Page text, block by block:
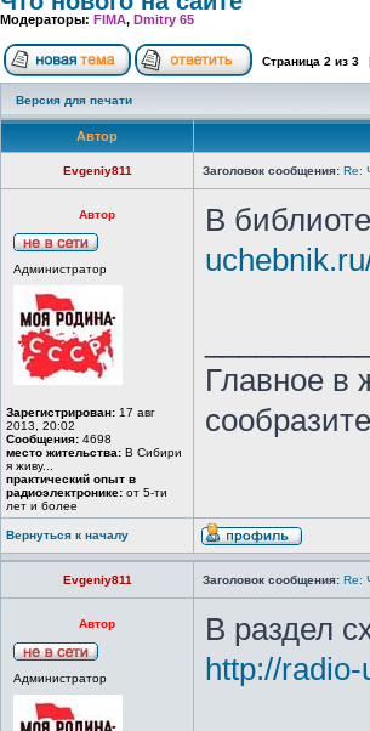
Модераторы: FIMA, Dmitry 65
Страница 2 из 3
Версия для печати
Автор
Evgeniy811 Заголовок сообщения: Re:
Автор
Администратор
Зарегистрирован: 17 авг
2013, 20:02
Сообщения: 4698
место жительства: В Сибири
я живу...
практический опыт в
радиоэлектронике: от 5-ти
лет и более
В
Главное в
Вернуться к началу
Evgeniy811 Заголовок сообщения: Re:
Автор
Администратор
В раздел
http://